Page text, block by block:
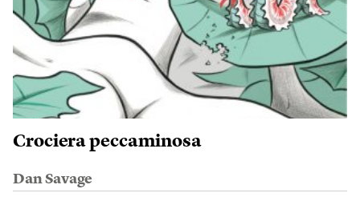
Crociera peccaminosa
Dan Savage